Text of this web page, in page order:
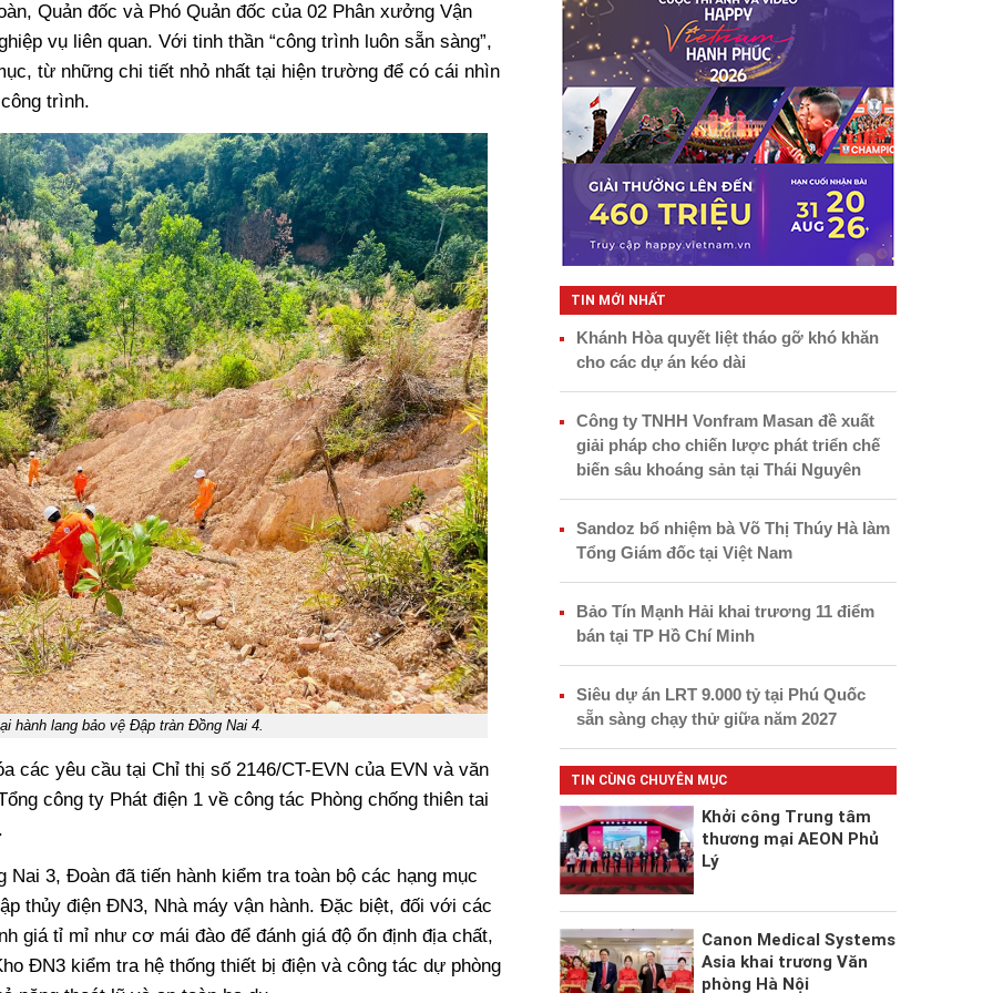
Quản đốc và Phó Quản đốc của 02 Phân xưởng Vận
vụ liên quan. Với tinh thần “công trình luôn sẵn sàng”,
từ những chi tiết nhỏ nhất tại hiện trường để có cái nhìn
trình.
hành lang bảo vệ Đập tràn Đồng Nai 4.
các yêu cầu tại Chỉ thị số 2146/CT-EVN của EVN và văn
công ty Phát điện 1 về công tác Phòng chống thiên tai
3, Đoàn đã tiến hành kiểm tra toàn bộ các hạng mục
thủy điện ĐN3, Nhà máy vận hành. Đặc biệt, đối với các
giá tỉ mỉ như cơ mái đào để đánh giá độ ổn định địa chất,
ĐN3 kiểm tra hệ thống thiết bị điện và công tác dự phòng
TIN MỚI NHẤT
Khánh Hòa quyết liệt tháo gỡ khó khăn
cho các dự án kéo dài
Công ty TNHH Vonfram Masan đề xuất
giải pháp cho chiến lược phát triển chế
biến sâu khoáng sản tại Thái Nguyên
Sandoz bổ nhiệm bà Võ Thị Thúy Hà làm
Tổng Giám đốc tại Việt Nam
Bảo Tín Mạnh Hải khai trương 11 điểm
bán tại TP Hồ Chí Minh
Siêu dự án LRT 9.000 tỷ tại Phú Quốc
sẵn sàng chạy thử giữa năm 2027
TIN CÙNG CHUYÊN MỤC
Khởi công Trung tâm
thương mại AEON Phủ
Lý
Canon Medical Systems
Asia khai trương Văn
phòng Hà Nội